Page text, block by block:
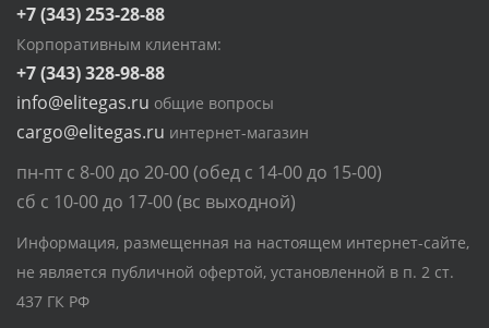
+7 (343) 253-28-88
Корпоративным клиентам:
+7 (343) 328-98-88
info@elitegas.ru общие вопросы
cargo@elitegas.ru интернет-магазин
пн-пт с 8-00 до 20-00 (обед с 14-00 до 15-00)
сб с 10-00 до 17-00 (вс выходной)
Информация, размещенная на настоящем интернет-сайте,
не является публичной офертой, установленной в п. 2 ст.
437 ГК РФ